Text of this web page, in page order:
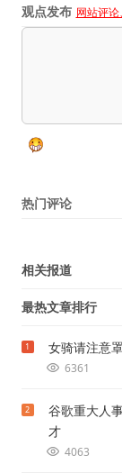
观点发布 网站评
热门评论
相关报道
最热文章排行
1 女骑请注意
6361
2
谷歌重大人
才
4063